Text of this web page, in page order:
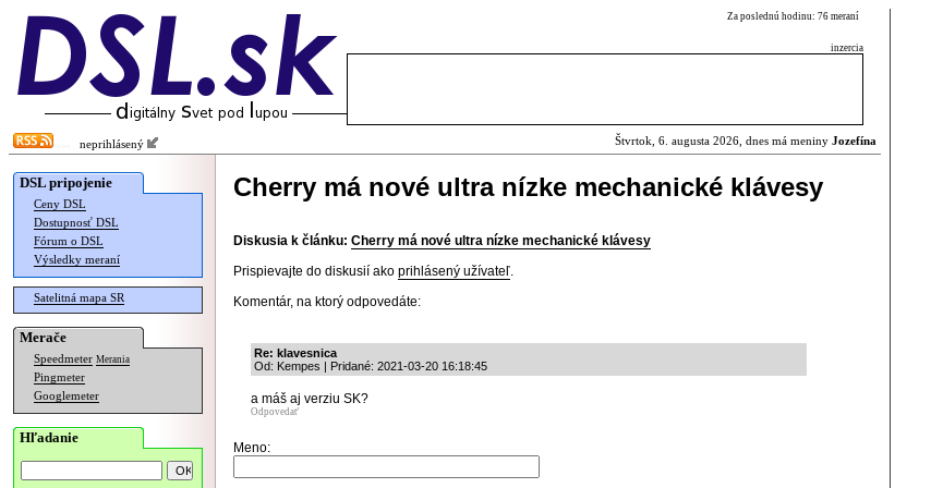
Za poslednú hodinu: 76 meraní
inzercia
neprihlásený Štvrtok, 6. augusta 2026, dnes má meniny Jozefína
DSL pripojenie
Ceny DSL
Dostupnosť DSL
Fórum o DSL
Výsledky meraní
Satelitná mapa SR
Merače
Speedmeter Merania
Pingmeter
Googlemeter
Hľadanie
Cherry má nové ultra nízke mechanické klávesy
Diskusia k článku: Cherry má nové ultra nízke mechanické klávesy
Prispievajte do diskusií ako prihlásený užívateľ.
Komentár, na ktorý odpovedáte:
Re: klavesnica
Od: Kempes | Pridané: 2021-03-20 16:18:45
a máš aj verziu SK?
Odpovedať
Meno: